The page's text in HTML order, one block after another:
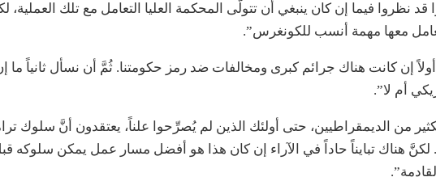
قد نظروا فيما إن كان ينبغي أن تتولَّى المحكمة العليا التعامل مع تلك العملية،
معها مهمة أنسب للكونغرس”.
إن كانت هناك جرائم كبرى ومخالفات ضد رمز حكومتنا. ثُمَّ أن نسأل ثانياً ما
أم لا”.
من الديمقراطيين، حتى أولئك الذين لم يُصرِّحوا علناً، يعتقدون أنَّ سلوك